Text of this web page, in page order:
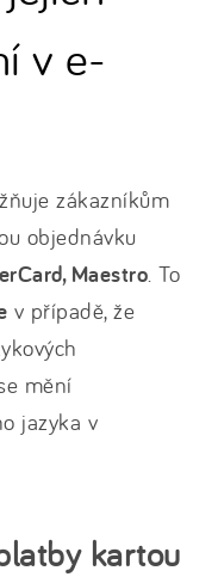
v e-
zákazníkům
objednávku
Maestro. To
v případě, že
mění
jazyka v
kartou